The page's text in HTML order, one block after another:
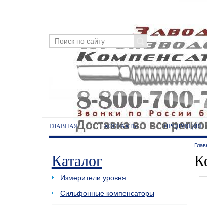
ГЛАВНАЯ КОНТАКТЫ ПРОДУКЦИЯ
Каталог
Измерители уровня
Сильфонные компенсаторы